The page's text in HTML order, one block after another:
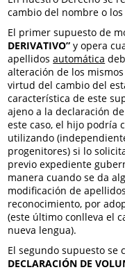
cambio del nombre o
El primer supuesto de
DERIVATIVO”y opera
apellidosautomática
alteración de los
virtud del cambio del
característica de este
ajeno a la declaración
este caso, el hijo podría
utilizando
progenitores) si lo
previo expediente
manera cuando se da
modificación de
reconocimiento, por
(este último conlleva el
nueva lengua).
El segundo supuesto se
DECLARACIÓN DE